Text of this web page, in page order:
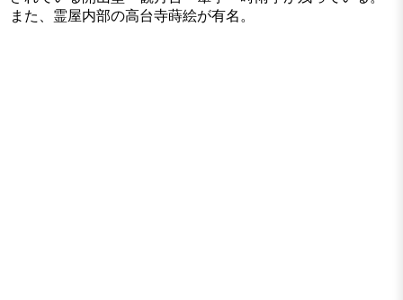
また、霊屋内部の高台寺蒔絵が有名。